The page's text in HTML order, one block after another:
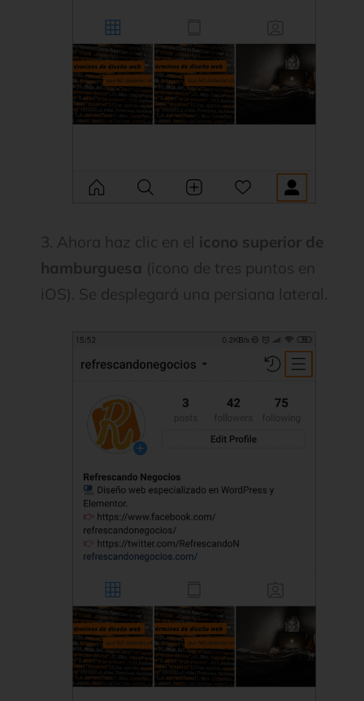
3. Ahora haz clic en el icono superior de
hamburguesa (icono de tres puntos en
iOS). Se desplegará una persiana lateral.